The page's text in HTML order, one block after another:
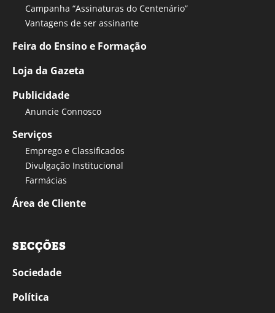
Campanha “Assinaturas do Centenário”
Vantagens de ser assinante
Feira do Ensino e Formação
Loja da Gazeta
Publicidade
Anuncie Connosco
Serviços
Emprego e Classificados
Divulgação Institucional
Farmácias
Área de Cliente
SECÇÕES
Sociedade
Política